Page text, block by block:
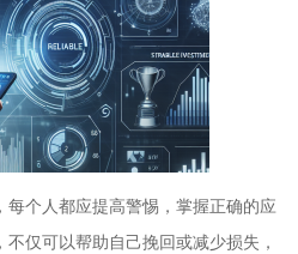
每个人都应提高警惕，掌握正确的应
仅可以帮助自己挽回或减少损失，